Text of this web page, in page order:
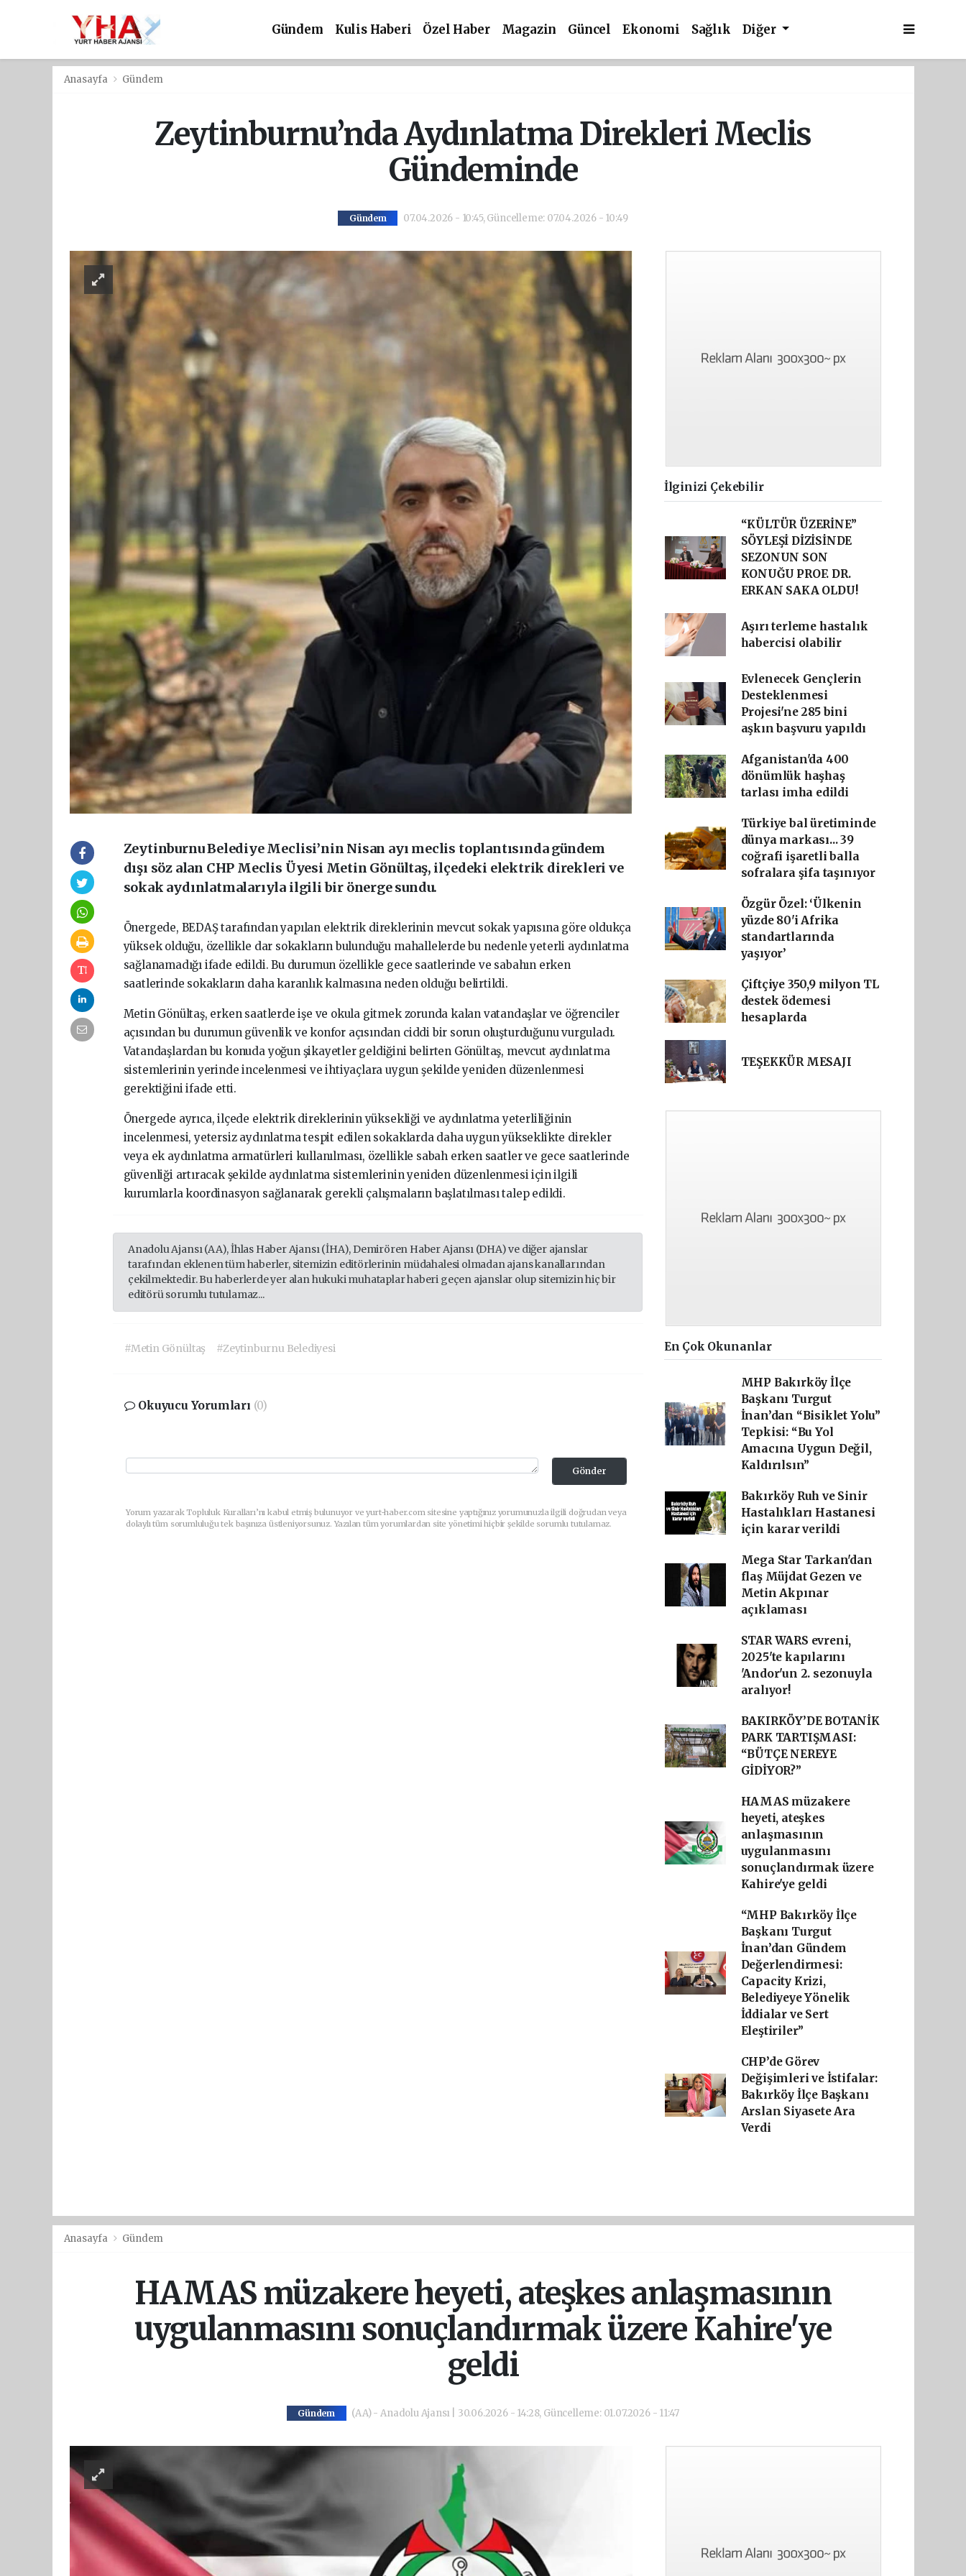
Gündem Kulis Haberi Özel Haber Magazin Güncel Ekonomi Sağlık Diğer
Anasayfa Gündem
Zeytinburnu’nda Aydınlatma Direkleri Meclis
Gündeminde
Gündem 07.04.2026 - 10:45, Güncelleme: 07.04.2026 - 10:49
Zeytinburnu Belediye Meclisi’nin Nisan ayı meclis toplantısında gündem
dışı söz alan CHP Meclis Üyesi Metin Gönültaş, ilçedeki elektrik direkleri ve
sokak aydınlatmalarıyla ilgili bir önerge sundu.
Önergede, BEDAŞ tarafından yapılan elektrik direklerinin mevcut sokak yapısına göre oldukça
yüksek olduğu, özellikle dar sokakların bulunduğu mahallelerde bu nedenle yeterli aydınlatma
sağlanamadığı ifade edildi. Bu durumun özellikle gece saatlerinde ve sabahın erken
saatlerinde sokakların daha karanlık kalmasına neden olduğu belirtildi.
Metin Gönültaş, erken saatlerde işe ve okula gitmek zorunda kalan vatandaşlar ve öğrenciler
açısından bu durumun güvenlik ve konfor açısından ciddi bir sorun oluşturduğunu vurguladı.
Vatandaşlardan bu konuda yoğun şikayetler geldiğini belirten Gönültaş, mevcut aydınlatma
sistemlerinin yerinde incelenmesi ve ihtiyaçlara uygun şekilde yeniden düzenlenmesi
gerektiğini ifade etti.
Önergede ayrıca, ilçede elektrik direklerinin yüksekliği ve aydınlatma yeterliliğinin
incelenmesi, yetersiz aydınlatma tespit edilen sokaklarda daha uygun yükseklikte direkler
veya ek aydınlatma armatürleri kullanılması, özellikle sabah erken saatler ve gece saatlerinde
güvenliği artıracak şekilde aydınlatma sistemlerinin yeniden düzenlenmesi için ilgili
kurumlarla koordinasyon sağlanarak gerekli çalışmaların başlatılması talep edildi.
Anadolu Ajansı (AA), İhlas Haber Ajansı (İHA), Demirören Haber Ajansı (DHA) ve diğer ajanslar
tarafından eklenen tüm haberler, sitemizin editörlerinin müdahalesi olmadan ajans kanallarından
çekilmektedir. Bu haberlerde yer alan hukuki muhataplar haberi geçen ajanslar olup sitemizin hiç bir
editörü sorumlu tutulamaz...
#Metin Gönültaş #Zeytinburnu Belediyesi
Okuyucu Yorumları (0)
Gönder
Yorum yazarak Topluluk Kuralları’nı kabul etmiş bulunuyor ve yurt-haber.com sitesine yaptığınız yorumunuzla ilgili doğrudan veya
dolaylı tüm sorumluluğu tek başınıza üstleniyorsunuz. Yazılan tüm yorumlardan site yönetimi hiçbir şekilde sorumlu tutulamaz.
İlginizi Çekebilir
“KÜLTÜR ÜZERİNE”
SÖYLEŞİ DİZİSİNDE
SEZONUN SON
KONUĞU PROF. DR.
ERKAN SAKA OLDU!
Aşırı terleme hastalık
habercisi olabilir
Evlenecek Gençlerin
Desteklenmesi
Projesi'ne 285 bini
aşkın başvuru yapıldı
Afganistan'da 400
dönümlük haşhaş
tarlası imha edildi
Türkiye bal üretiminde
dünya markası... 39
coğrafi işaretli balla
sofralara şifa taşınıyor
Özgür Özel: ‘Ülkenin
yüzde 80'i Afrika
standartlarında
yaşıyor’
Çiftçiye 350,9 milyon TL
destek ödemesi
hesaplarda
TEŞEKKÜR MESAJI
En Çok Okunanlar
MHP Bakırköy İlçe
Başkanı Turgut
İnan’dan “Bisiklet Yolu”
Tepkisi: “Bu Yol
Amacına Uygun Değil,
Kaldırılsın”
Bakırköy Ruh ve Sinir
Hastalıkları Hastanesi
için karar verildi
Mega Star Tarkan'dan
flaş Müjdat Gezen ve
Metin Akpınar
açıklaması
STAR WARS evreni,
2025'te kapılarını
'Andor'un 2. sezonuyla
aralıyor!
BAKIRKÖY’DE BOTANİK
PARK TARTIŞMASI:
“BÜTÇE NEREYE
GİDİYOR?”
HAMAS müzakere
heyeti, ateşkes
anlaşmasının
uygulanmasını
sonuçlandırmak üzere
Kahire'ye geldi
“MHP Bakırköy İlçe
Başkanı Turgut
İnan’dan Gündem
Değerlendirmesi:
Capacity Krizi,
Belediyeye Yönelik
İddialar ve Sert
Eleştiriler”
CHP’de Görev
Değişimleri ve İstifalar:
Bakırköy İlçe Başkanı
Arslan Siyasete Ara
Verdi
Anasayfa Gündem
HAMAS müzakere heyeti, ateşkes anlaşmasının
uygulanmasını sonuçlandırmak üzere Kahire'ye
geldi
Gündem (AA) - Anadolu Ajansı | 30.06.2026 - 14:28, Güncelleme: 01.07.2026 - 11:47